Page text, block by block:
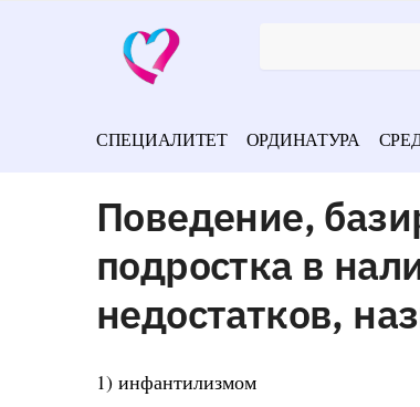
СПЕЦИАЛИТЕТ ОРДИНАТУРА
Поведение,
подростка в
недостатков,
1) инфантилизмом